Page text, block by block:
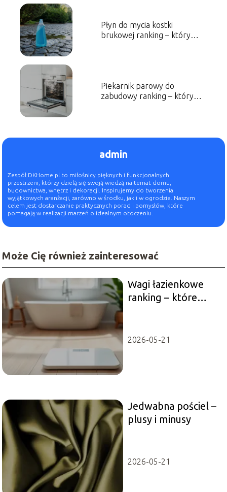
Płyn do mycia kostki
brukowej ranking – który
Piekarnik parowy do
zabudowy ranking – który
admin
Zespół DKHome.pl to miłośnicy pięknych i funkcjonalnych
przestrzeni, którzy dzielą się swoją wiedzą na temat domu,
budownictwa, wnętrz i dekoracji. Inspirujemy do tworzenia
wyjątkowych aranżacji, zarówno w środku, jak i w ogrodzie. Naszym
celem jest dostarczanie praktycznych porad i pomysłów, które
pomagają w realizacji marzeń o idealnym otoczeniu.
Może Cię również zainteresować
Wagi łazienkowe
ranking – które
2026-05-21
Jedwabna pościel –
plusy i minusy
2026-05-21